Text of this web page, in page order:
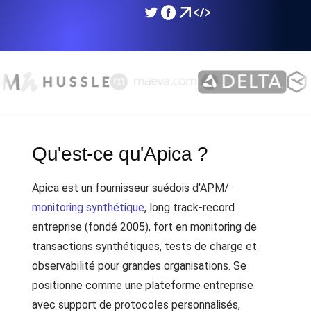
Qu'est-ce qu'Apica ?
Apica est un fournisseur suédois d'APM/
monitoring synthétique, long track-record
entreprise (fondé 2005), fort en monitoring de
transactions synthétiques, tests de charge et
observabilité pour grandes organisations. Se
positionne comme une plateforme entreprise
avec support de protocoles personnalisés,